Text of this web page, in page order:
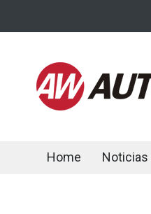
Home Noticias